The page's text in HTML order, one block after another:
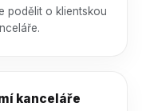
podělit o klientskou
kanceláře